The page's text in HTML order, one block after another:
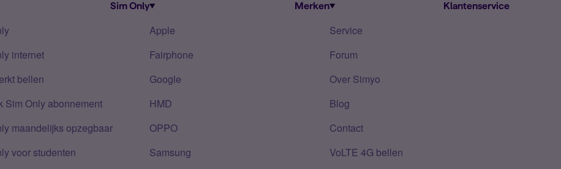
Sim Only
internet
bellen
Sim Only abonnement
maandelijks opzegbaar
voor studenten
Merken
Apple
Fairphone
Google
HMD
OPPO
Samsung
Klantenservice
Service
Forum
Over Simyo
Blog
Contact
VoLTE 4G bellen